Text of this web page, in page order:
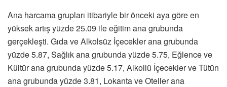
Ana harcama grupları itibariyle bir önceki aya göre en
yüksek artış yüzde 25.09 ile eğitim ana grubunda
gerçekleşti. Gıda ve Alkolsüz İçecekler ana grubunda
yüzde 5.87, Sağlık ana grubunda yüzde 5.75, Eğlence ve
Kültür ana grubunda yüzde 5.17, Alkollü İçecekler ve Tütün
ana grubunda yüzde 3.81, Lokanta ve Oteller ana